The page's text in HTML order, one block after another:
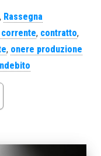
, Rassegna
, contratto,
, onere produzione